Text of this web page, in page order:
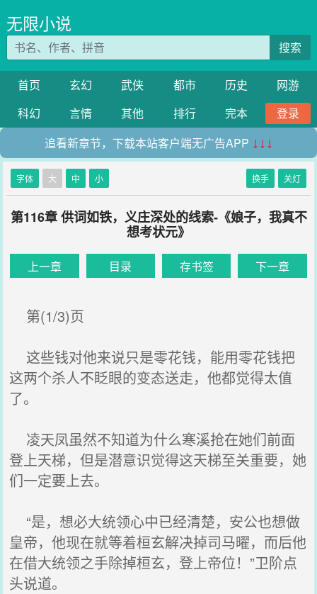
无限小说
搜索
首页 玄幻 武侠 都市 历史
网游
科幻
言情 其他 排行 完本
登录
追看新章节，下载本站客户端无广告APP ↓↓↓
字体 大 中 小 换手 关灯
第116章 供词如铁，义庄深处的线索-《娘子，我真不
想考状元》
上一章 目录 存书签 下一章
第(1/3)页
这些钱对他来说只是零花钱，能用零花钱把
这两个杀人不眨眼的变态送走，他都觉得太值
了。
凌天凤虽然不知道为什么寒溪抢在她们前面
登上天梯，但是潜意识觉得这天梯至关重要，她
们一定要上去。
“是，想必大统领心中已经清楚，安公也想做
皇帝，他现在就等着桓玄解决掉司马曜，而后他
在借大统领之手除掉桓玄，登上帝位！”卫阶点
头说道。